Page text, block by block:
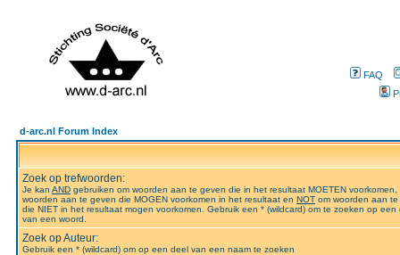
FAQ
d-arc.nl Forum Index
Zoek op trefwoorden:
Je kan AND gebruiken om woorden aan te geven die in het resultaat MOETEN voorkomen,
woorden aan te geven die MOGEN voorkomen in het resultaat en NOT om woorden aan
die NIET in het resultaat mogen voorkomen. Gebruik een * (wildcard) om te zoeken op een
van een woord.
Zoek op Auteur:
Gebruik een * (wildcard) om op een deel van een naam te zoeken